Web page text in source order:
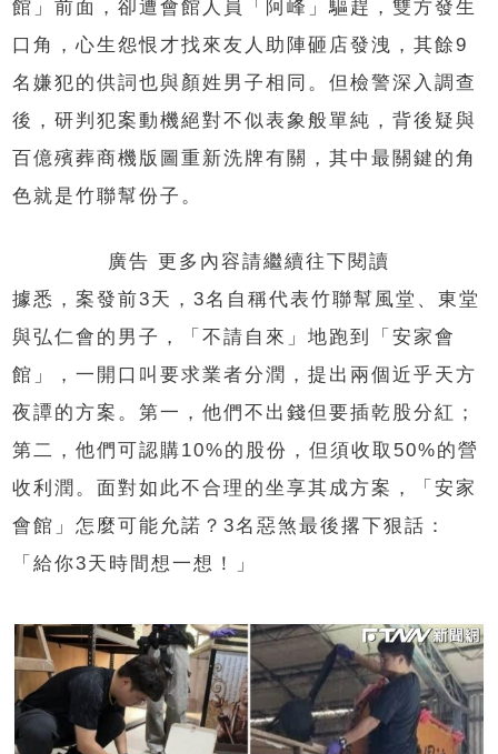
館 」前面，卻遭會館人員「阿峰」驅趕，雙方發生
口角，心生怨恨才找來友人助陣砸店發洩，其餘9
名嫌犯的供詞也與顏姓男子相同。但檢警深入調查
後，研判犯案動機絕對不似表象般單純，背後疑與
百億殯葬商機版圖重新洗牌有關，其中最關鍵的角
色就是竹聯幫份子。
廣告 更多內容請繼續往下閱讀
據悉，案發前3天，3名自稱代表竹聯幫風堂 、東堂
與弘仁會的男子，
「不請自來 」地跑到 「安家會
館 」，一開口叫要求業者分潤，提出兩個近乎天方
夜譚的方案。第一，他們不出錢但要插乾股分紅；
第二，他們可認購10%的股份，但須收取 50%的營
收利潤。面對如此不合理的坐享其成方案，
「安家
會館 」怎麼可能允諾？3名惡煞最後撂下狠話：
「給你3天時間想一想！」